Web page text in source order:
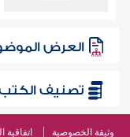
العرض
تصنيف
وثيقة الخصوصية اتفاقية